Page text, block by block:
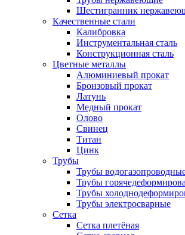
Шестигранник
Качественные стали
Калибровка
Инструментальная сталь
Конструкционная сталь
Цветные металлы
Алюминиевый прокат
Бронзовый прокат
Латунь
Медный прокат
Олово
Свинец
Титан
Цинк
Трубы
Трубы
Трубы
Трубы
Трубы электросварные
Сетка
Сетка плетёная